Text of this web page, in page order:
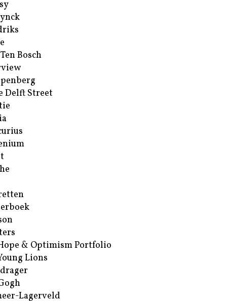
Bosch
Delft Street
& Optimism Portfolio
Lions
Lagerveld